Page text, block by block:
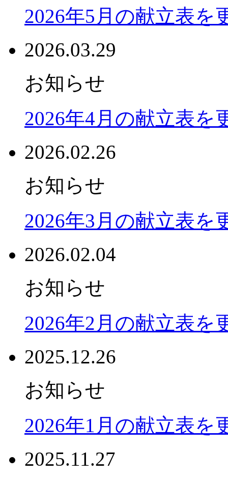
2026年5月の献立表を
2026.03.29
お知らせ
2026年4月の献立表を
2026.02.26
お知らせ
2026年3月の献立表を
2026.02.04
お知らせ
2026年2月の献立表を
2025.12.26
お知らせ
2026年1月の献立表を
2025.11.27